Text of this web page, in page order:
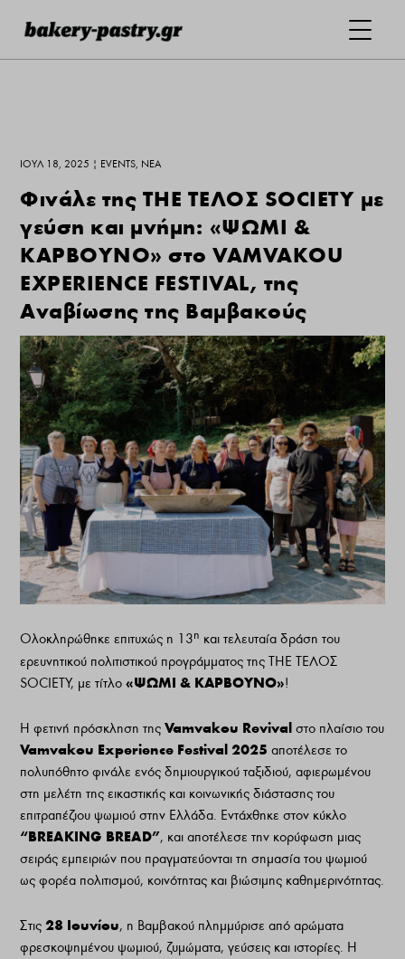
ΙΟΎΛ 18, 2025 | EVENTS, ΝΕΑ
Φινάλε της ΤΗΕ ΤΕΛΟΣ SOCIETY με
γεύση και μνήμη: «ΨΩΜΙ &
ΚΑΡΒΟΥΝΟ» στo VAMVAKOU
EXPERIENCE FESTIVAL, της
Αναβίωσης της Βαμβακούς
Ολοκληρώθηκε επιτυχώς η 13η και τελευταία δράση του
ερευνητικού πολιτιστικού προγράμματος της THE ΤΕΛΟΣ
SOCIETY, με τίτλο«ΨΩΜΙ & ΚΑΡΒΟΥΝΟ»!
Η φετινή πρόσκληση τηςVamvakou Revival στο πλαίσιο του
Vamvakou Experience Festival 2025 αποτέλεσε το
πολυπόθητο φινάλε ενός δημιουργικού ταξιδιού, αφιερωμένου
στη μελέτη της εικαστικής και κοινωνικής διάστασης του
επιτραπέζιου ψωμιού στην Ελλάδα. Εντάχθηκε στον κύκλο
“BREAKING BREAD”, και αποτέλεσε την κορύφωση μιας
σειράς εμπειριών που πραγματεύονται τη σημασία του ψωμιού
ως φορέα πολιτισμού, κοινότητας και βιώσιμης καθημερινότητας.
Στις 28 Ιουνίου, η Βαμβακού πλημμύρισε από αρώματα
φρεσκοψημένου ψωμιού, ζυμώματα, γεύσεις και ιστορίες. Η